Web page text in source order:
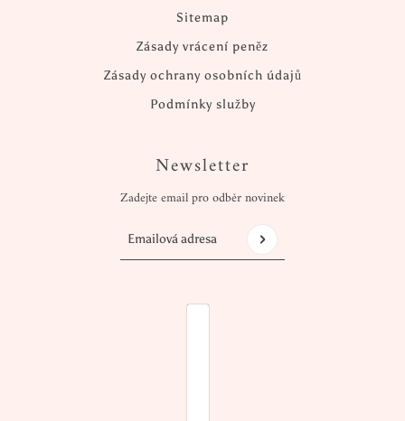
Sitemap
Zásady vrácení peněz
Zásady ochrany osobních údajů
Podmínky služby
Newsletter
Zadejte email pro odběr novinek
Emailová adresa
Tento web je chráněn službou hCaptcha a